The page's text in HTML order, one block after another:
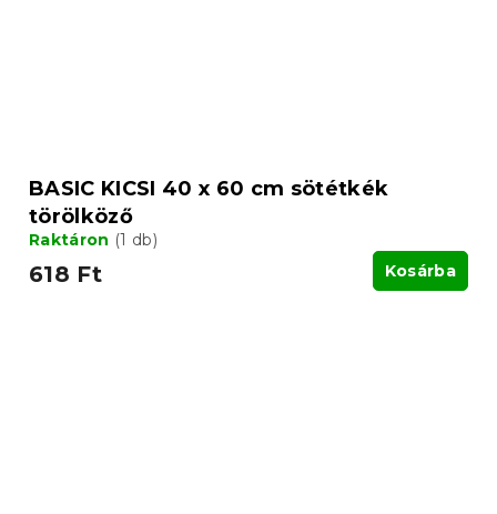
BASIC KICSI 40 x 60 cm sötétkék
törölköző
Raktáron (1 db)
618 Ft Kosárba